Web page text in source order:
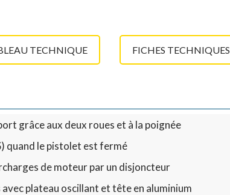
TECHNIQUE FICHES TECHNIQUES
grâce aux deux roues et à la poignée
quand le pistolet est fermé
de moteur par un disjoncteur
plateau oscillant et tête en aluminium